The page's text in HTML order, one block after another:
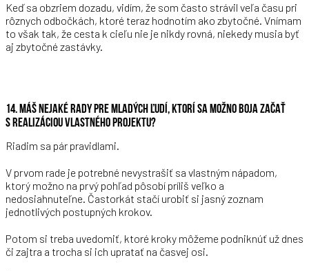
Keď sa obzriem dozadu, vidím, že som často strávil veľa času pri
rôznych odbočkách, ktoré teraz hodnotím ako zbytočné. Vnímam
to však tak, že cesta k cieľu nie je nikdy rovná, niekedy musia byť
aj zbytočné zastávky.
14. MÁŠ NEJAKÉ RADY PRE MLADÝCH ĽUDÍ, KTORÍ SA MOŽNO BOJA ZAČAŤ
S REALIZÁCIOU VLASTNÉHO PROJEKTU?
Riadim sa pár pravidlami.
V prvom rade je potrebné nevystrašiť sa vlastným nápadom,
ktorý možno na prvý pohľad pôsobí príliš veľko a
nedosiahnuteľne. Častorkát stačí urobiť si jasný zoznam
jednotlivých postupných krokov.
Potom si treba uvedomiť, ktoré kroky môžeme podniknúť už dnes
či zajtra a trocha si ich upratať na časvej osi.